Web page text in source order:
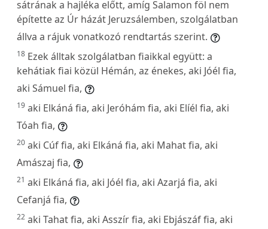
sátrának a hajléka előtt, amíg Salamon föl nem
építette az Úr házát Jeruzsálemben, szolgálatban
állva a rájuk vonatkozó rendtartás szerint.
18 Ezek álltak szolgálatban fiaikkal együtt: a
kehátiak fiai közül Hémán, az énekes, aki Jóél fia,
aki Sámuel fia,
19 aki Elkáná fia, aki Jeróhám fia, aki Elíél fia, aki
Tóah fia,
20 aki Cúf fia, aki Elkáná fia, aki Mahat fia, aki
Amászaj fia,
21 aki Elkáná fia, aki Jóél fia, aki Azarjá fia, aki
Cefanjá fia,
22 aki Tahat fia, aki Asszír fia, aki Ebjászáf fia, aki